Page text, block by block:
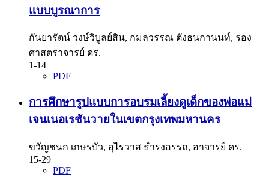
แบบบูรณาการ
กันยารัตน์ วงษ์วิบูลย์สิน, กมลวรรณ ตังธนกานนท์, รอง
ศาสตราจารย์ ดร.
1-14
PDF
การศึกษารูปแบบการอบรมเลี้ยงดูเด็กของพ่อแม่
เจนเนอเรชันวายในเขตกรุงเทพมหานคร
ขวัญชนก เกษรบัว, อุไรวาส ธำรงอรรถ, อาจารย์ ดร.
15-29
PDF